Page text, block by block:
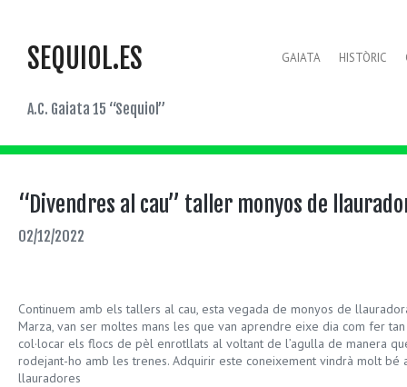
SEQUIOL.ES
A.C. Gaiata 15 “Sequiol”
GAIATA HISTÒRIC
“Divendres al cau” taller monyos de
02/12/2022
Continuem amb els tallers al cau, esta vegada de monyos de
Marza, van ser moltes mans les que van aprendre eixe dia com fer
col·locar els flocs de pèl enrotllats al voltant de l’agulla de manera
rodejant-ho amb les trenes. Adquirir este coneixement vindrà molt bé
llauradores